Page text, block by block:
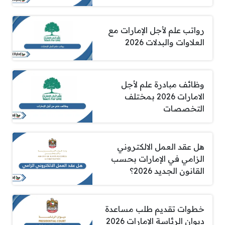
رواتب علم لأجل الإمارات مع
العلاوات والبدلات 2026
وظائف مبادرة علم لأجل
الامارات 2026 بمختلف
التخصصات
هل عقد العمل الالكتروني
الزامي في الإمارات بحسب
القانون الجديد 2026؟
خطوات تقديم طلب مساعدة
ديوان الرئاسة الإمارات 2026